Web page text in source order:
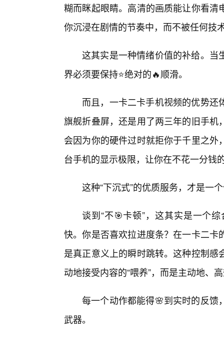
糊而眯起眼睛。高清的画质能让你看
你沉浸在剧情的节奏中，而不被任何技
这其实是一种情绪价值的补给。当
界必须要保持⭐绝对的🔥顺滑。
而且，一卡二卡手机视频的优势
旗舰折叠屏，还是用了两三年的旧手
会因为你的硬件过时就拒你于千里之
台手机的显示极限，让你在不花一分钱
这种“下沉式”的优质服务，才是一
谈到“不🎯卡顿”，这其实是一个
快。你是否喜欢拉进度条？在一卡二
是真正意义上的瞬时跳转。这种控制
动地接受内容的“喂养”，而是主动地、
每一个动作都能得🌸到实时的反馈
武器。